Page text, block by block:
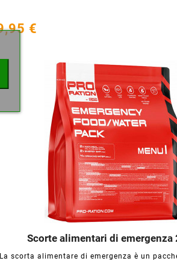
€
Scorte alimentari di emergenza
La scorta alimentare di emergenza è un
   